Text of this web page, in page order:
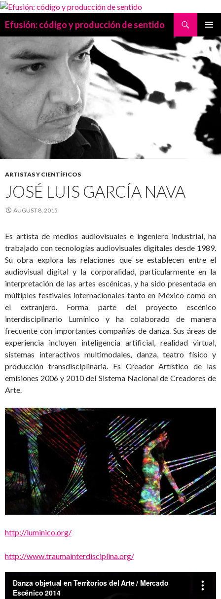
Efusión: código y producción de sentido
MENU
TO
CONTENT
ARTISTAS Y CIENTÍFICOS
JOSÉ LUIS GARCÍA NAVA
AUGUST 8, 2015
Es artista de medios audiovisuales e ingeniero industrial, ha
trabajado con tecnologías audiovisuales digitales desde 1989.
Su obra explora las relaciones que se establecen entre el
audiovisual digital y la corporalidad, particularmente en la
interpretación de las artes escénicas, y ha sido presentada en
múltiples festivales internacionales tanto en México como en
el extranjero. Forma parte del proyecto escénico
interdisciplinario Lumínico y ha colaborado de manera
frecuente con importantes compañías de danza. Sus áreas de
experiencia incluyen inteligencia artificial, realidad virtual,
sistemas interactivos multimodales, danza, teatro físico y
producción transdisciplinaria. Es Creador Artístico de las
emisiones 2006 y 2010 del Sistema Nacional de Creadores de
Arte.
http://luminico.org/
http://www.traumainterdisciplina.org/